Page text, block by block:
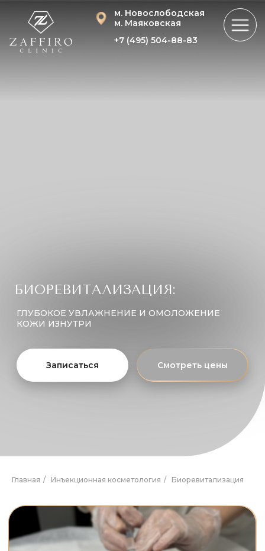
м. Новослободская
м. Маяковская
Главная / Инъекционная косметология / Биоревитализация